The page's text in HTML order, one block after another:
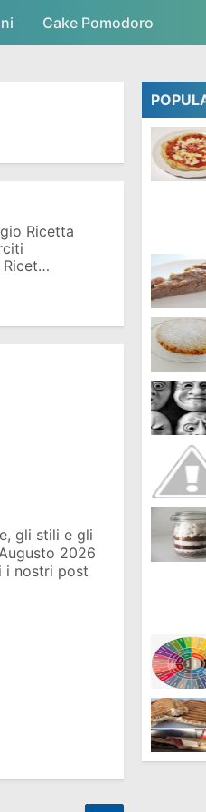
Cake Pomodoro
Ricetta
Ricet…
gli stili e gli
2026
i nostri post